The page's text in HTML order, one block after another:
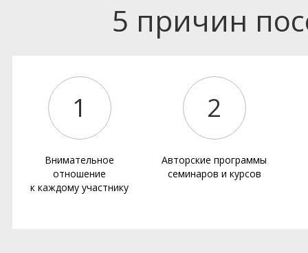
5 причин
1
Внимательное
отношение
к каждому участнику
2
Авторские программы
семинаров и курсов